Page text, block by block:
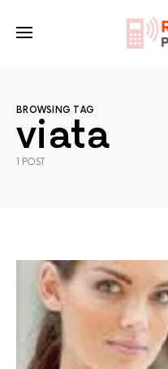
BROWSING TAG
viata
1 POST